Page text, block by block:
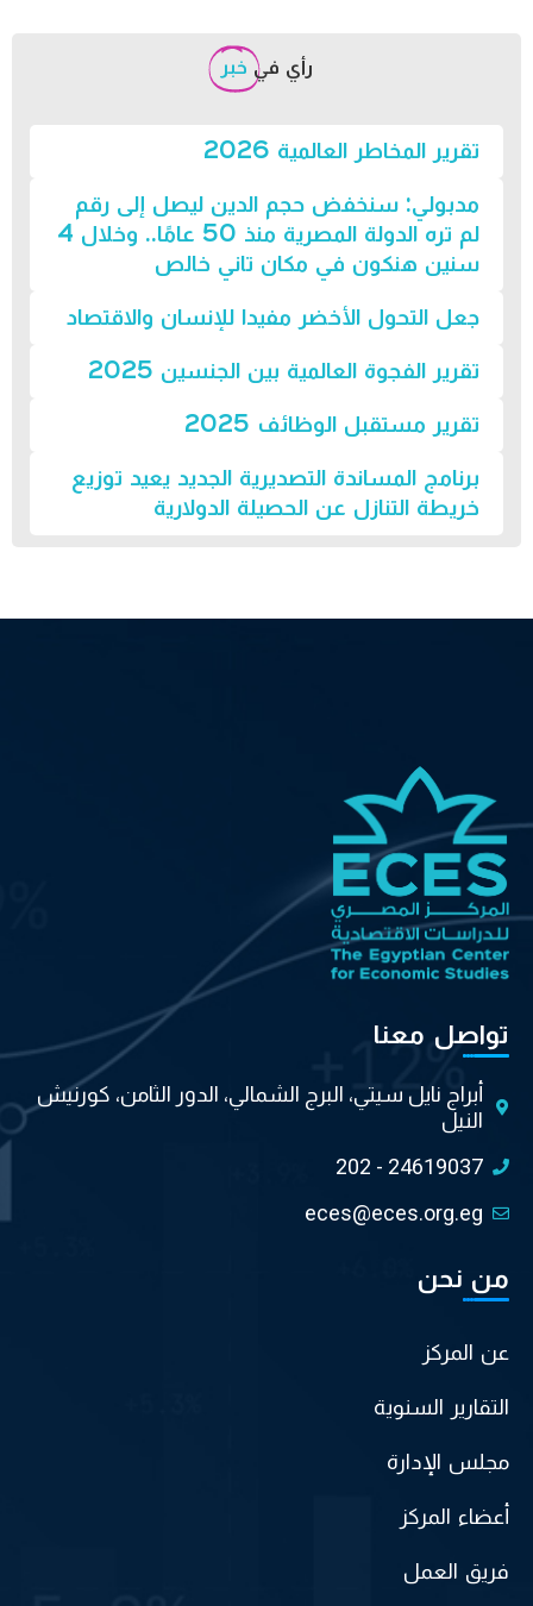
رأي في خبر
تقرير المخاطر العالمية 2026
مدبولي: سنخفض حجم الدين ليصل إلى رقم
لم تره الدولة المصرية منذ 50 عامًا.. وخلال 4
سنين هنكون في مكان تاني خالص
جعل التحول الأخضر مفيدا للإنسان والاقتصاد
تقرير الفجوة العالمية بين الجنسين 2025
تقرير مستقبل الوظائف 2025
برنامج المساندة التصديرية الجديد يعيد توزيع
خريطة التنازل عن الحصيلة الدولارية
تواصل معنا
أبراج نايل سيتي، البرج الشمالي، الدور الثامن، كورنيش
النيل
202 - 24619037
eces@eces.org.eg
من نحن
عن المركز
التقارير السنوية
مجلس الإدارة
أعضاء المركز
فريق العمل